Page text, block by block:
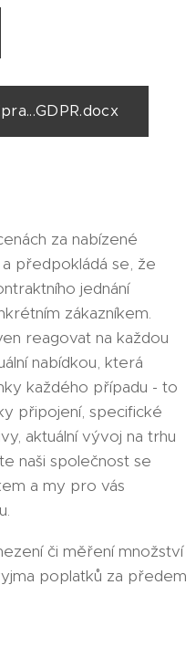
za nabízené
předpokládá se, že
jednání
zákazníkem.
reagovat na každou
nabídkou, která
každého případu - to
připojení, specifické
aktuální vývoj na trhu
naši společnost se
a my pro vás
či měření množství
poplatků za předem